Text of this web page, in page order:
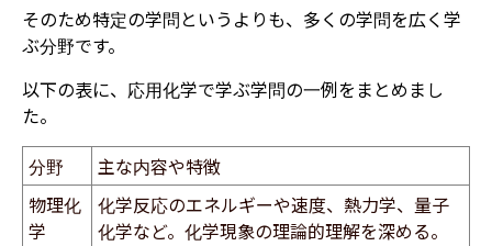
そのため特定の学問というよりも、多くの学問を広く学
ぶ分野です。
以下の表に、応用化学で学ぶ学問の一例をまとめまし
た。
分野
主な内容や特徴
物理化
学
化学反応のエネルギーや速度、熱力学、量子
化学など。化学現象の理論的理解を深める。